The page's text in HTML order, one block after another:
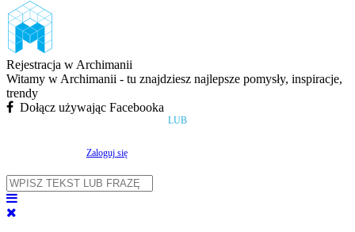
Rejestracja w Archimanii
Witamy w Archimanii - tu znajdziesz najlepsze pomysły, inspiracje,
trendy
Dołącz używając Facebooka
LUB
Zaloguj się